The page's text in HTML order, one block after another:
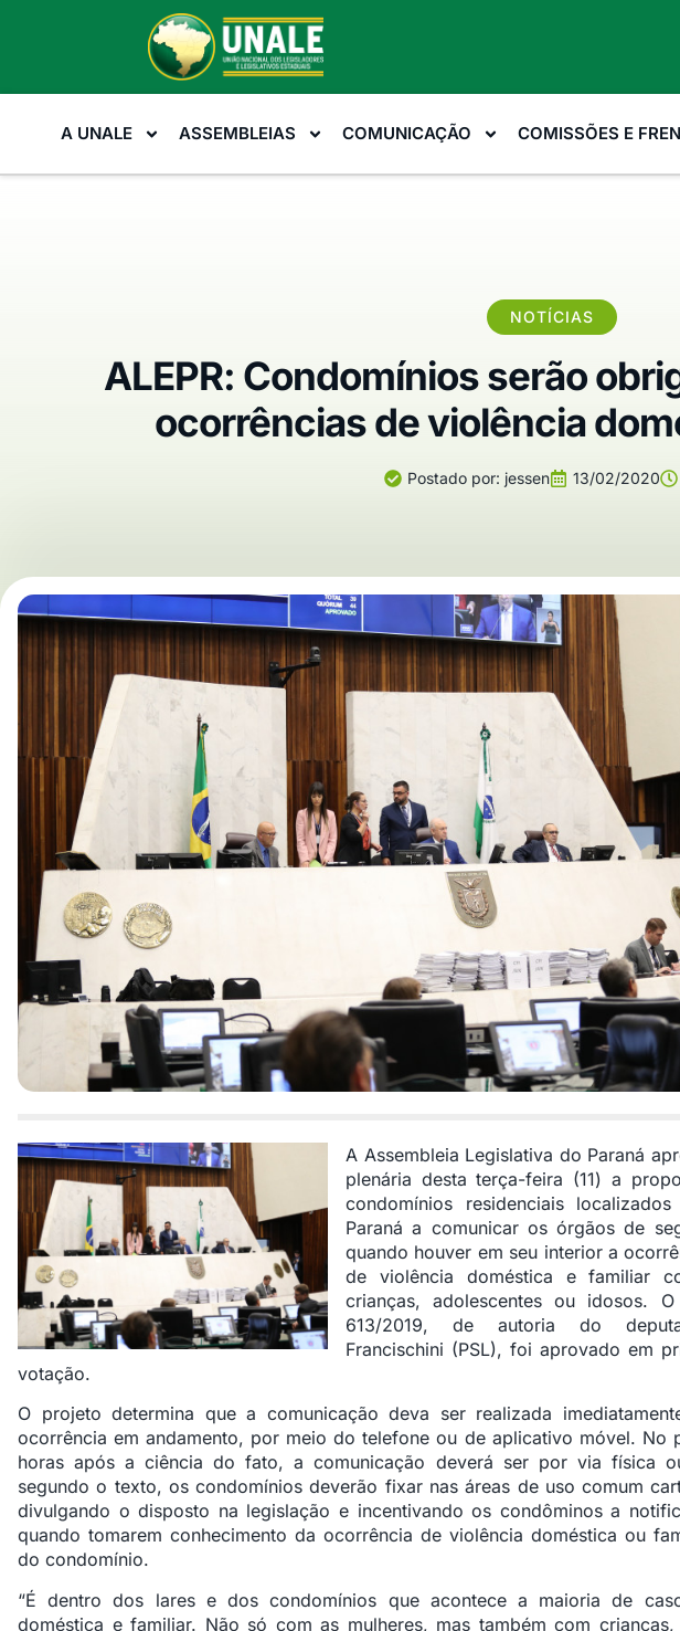
A UNALE ASSEMBLEIAS COMUNICAÇÃO COMISSÕES E
NOTÍCIAS
ALEPR: Condomínios serão
ocorrências de violência
Postado por: jessen 13/02/2020
A Assembleia Legislativa do Paraná
plenária desta terça-feira (11) a
condomínios residenciais
Paraná a comunicar os órgãos de
quando houver em seu interior a
de violência doméstica e familiar
crianças, adolescentes ou idosos.
613/2019, de autoria do
Francischini (PSL), foi aprovado em
votação.
O projeto determina que a comunicação deva ser realizada
ocorrência em andamento, por meio do telefone ou de aplicativo móvel. No
horas após a ciência do fato, a comunicação deverá ser por via física
segundo o texto, os condomínios deverão fixar nas áreas de uso comum
divulgando o disposto na legislação e incentivando os condôminos a
quando tomarem conhecimento da ocorrência de violência doméstica ou
do condomínio.
“É dentro dos lares e dos condomínios que acontece a maioria de
doméstica e familiar. Não só com as mulheres, mas também com crianças,